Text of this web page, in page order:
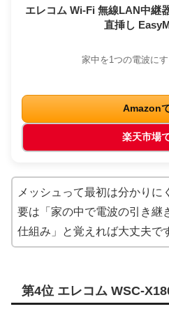
エレコム Wi-Fi 無線LAN中継
直挿し
家中を1つの電波に
Amazon
楽天市場
メッシュって最初は分かりに
要は「家の中で電波の引き継
仕組み」と覚えれば大丈夫で
第4位 エレコム WSC-